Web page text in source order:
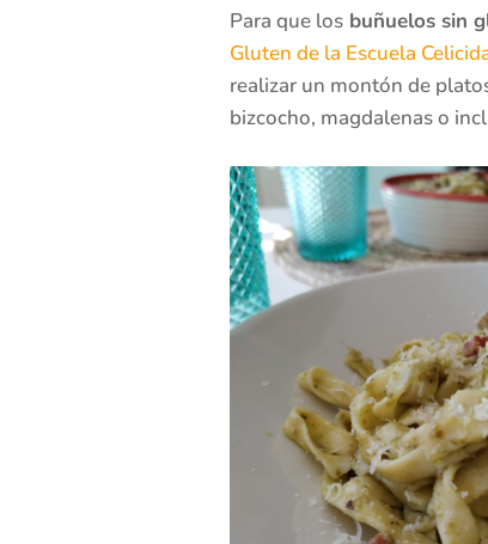
Para que los buñuelos sin
Gluten de la Escuela
realizar un montón de
bizcocho, magdalenas o